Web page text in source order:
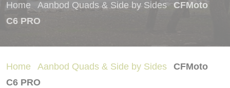
Home Aanbod Quads & Side by Sides
CFMoto
C6 PRO
Home Aanbod Quads & Side by Sides
CFMoto
C6 PRO